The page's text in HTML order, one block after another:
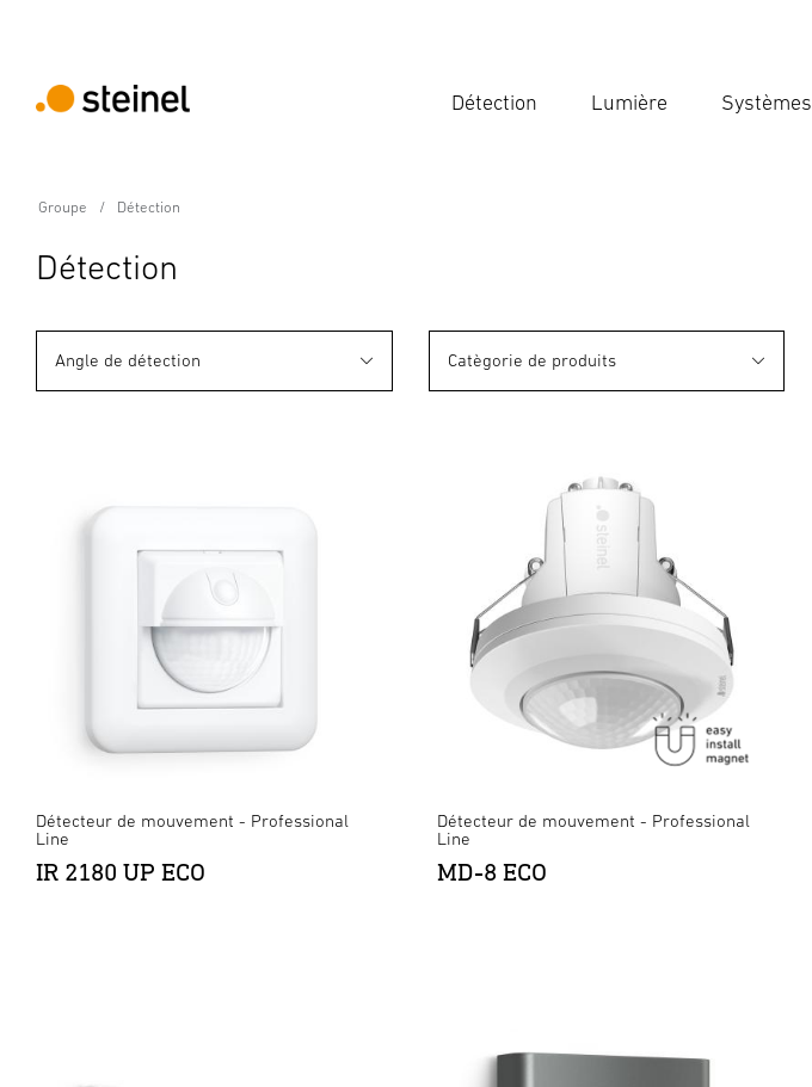
Détection Lumière Systèmes
Groupe Détection
Détection
Angle de détection Catègorie de produits
Détecteur de mouvement - Professional
Line
IR 2180 UP ECO
Détecteur de mouvement - Professional
Line
MD-8 ECO